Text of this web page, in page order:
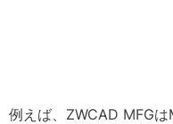
例えば、ZWCAD MFGは